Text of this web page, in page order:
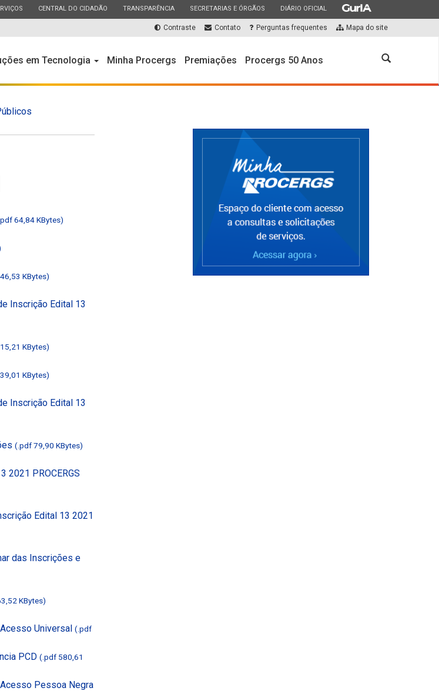
ESTADO
CENTRAL DO CIDADÃO ESTADO
TRANSPARÊNCIA ESTADO
SECRETARIAS E ÓRGÃOS ESTADO
DIÁRIO OFICIAL ESTADO
Contraste Contato Perguntas frequentes Mapa do site
Abrir
busca
em Tecnologia Minha Procergs Premiações Procergs 50 Anos
64,84 KBytes)
KBytes)
Inscrição Edital 13
KBytes)
KBytes)
Inscrição Edital 13
(.pdf 79,90 KBytes)
2021 PROCERGS
Edital 13 2021
das Inscrições e
KBytes)
Universal (.pdf
PCD (.pdf 580,61
Pessoa Negra